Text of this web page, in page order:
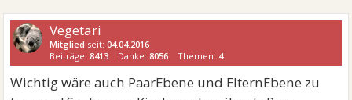
Vegetari
Mitglied seit:04.04.2016
Beiträge:8413 Danke:8056 Themen: 4
Wichtig wäre auch PaarEbene und ElternEbene zu